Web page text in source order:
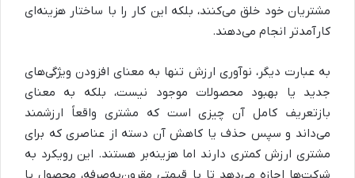
مشتریان خود خلق می‌کنند، بلکه این کار را با ساختار هزینه‌ای
کارآمدتر انجام می‌دهند.
به عبارت دیگر، نوآوری ارزش تنها به معنای افزودن ویژگی‌های
جدید یا بهبود محصولات موجود نیست، بلکه به معنای
بازتعریف کامل آن چیزی است که مشتری واقعاً ارزشمند
می‌داند و سپس حذف یا کاهش آن دسته از عناصری که برای
مشتری ارزش کمتری دارند اما هزینه‌بر هستند. این رویکرد به
شرکت‌ها اجازه می‌دهد تا با قیمتی مقرون‌به‌صرفه، محصول یا